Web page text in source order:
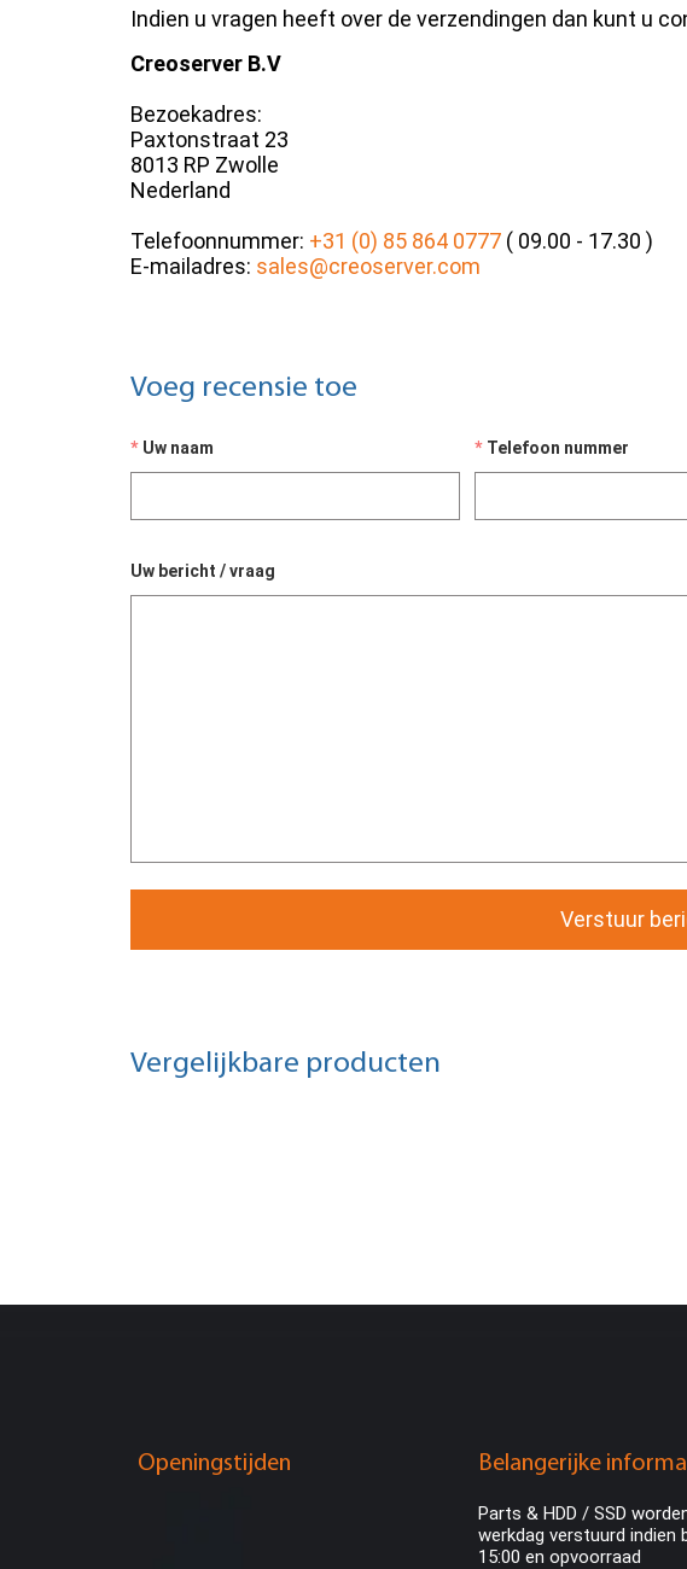
Indien u vragen heeft over de verzendingen dan kunt u
Creoserver B.V
Bezoekadres:
Paxtonstraat 23
8013 RP Zwolle
Nederland
Telefoonnummer: +31 (0) 85 864 0777 ( 09.00 - 17.30 )
E-mailadres: sales@creoserver.com
Voeg recensie toe
Uw naam Telefoon nummer
Uw bericht / vraag
Verstuur
Vergelijkbare producten
Openingstijden Belangerijke
Parts & HDD / SSD
werkdag verstuurd indien
15:00 en opvoorraad